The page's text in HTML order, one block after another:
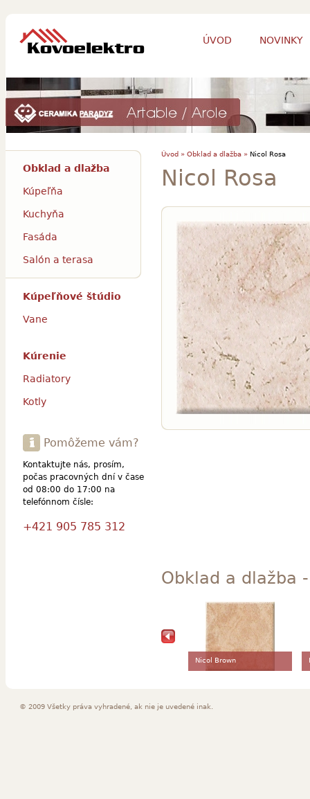
ÚVOD NOVINKY
Úvod » Obklad a dlažba »Nicol Rosa
Nicol Rosa
Obklad a dlažba
Nicol Brown
Obklad a dlažba
Kúpeľňa
Kuchyňa
Fasáda
Salón a terasa
Kúpeľňové štúdio
Vane
Kúrenie
Radiatory
Kotly
Pomôžeme vám?
Kontaktujte nás, prosím,
počas pracovných dní v čase
od 08:00 do 17:00 na
telefónnom čísle:
+421 905 785 312
© 2009 Všetky práva vyhradené, ak nie je uvedené inak.